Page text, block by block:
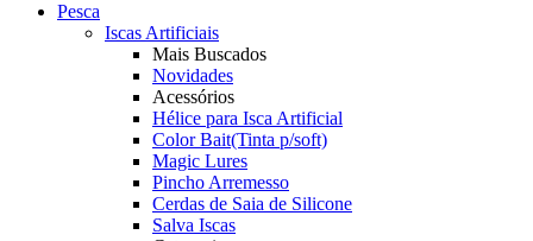
Pesca
Iscas Artificiais
Mais Buscados
Novidades
Acessórios
Hélice para Isca Artificial
Color Bait(Tinta p/soft)
Magic Lures
Pincho Arremesso
Cerdas de Saia de Silicone
Salva Iscas